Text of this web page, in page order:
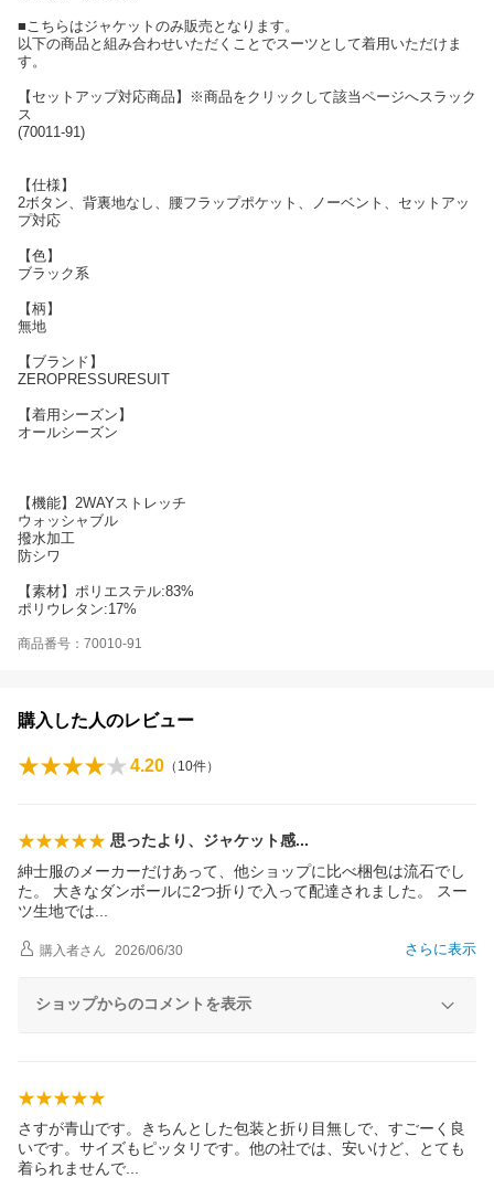
■こちらはジャケットのみ販売となります。
以下の商品と組み合わせいただくことでスーツとして着用いただけま
す。
【セットアップ対応商品】※商品をクリックして該当ページへスラック
ス
(70011-91)
【仕様】
2ボタン、背裏地なし、腰フラップポケット、ノーベント、セットアッ
プ対応
【色】
ブラック系
【柄】
無地
【ブランド】
ZEROPRESSURESUIT
【着用シーズン】
オールシーズン
【機能】2WAYストレッチ
ウォッシャブル
撥水加工
防シワ
【素材】ポリエステル:83%
ポリウレタン:17%
商品番号：70010-91
購入した人のレビュー
4.20 （ 10件）
思ったより、ジャケット感
紳士服のメーカーだけあって、他ショップに比べ梱包は流石でし
た。 大きなダンボールに2つ折りで入って配達されました。 スー
ツ生地では
さらに表示
購入者さん 2026/06/30
ショップからのコメントを表示
さすが青山です。きちんとした包装と折り目無しで、すごーく良
いです。サイズもピッタリです。他の社では、安いけど、とても
着られませんで